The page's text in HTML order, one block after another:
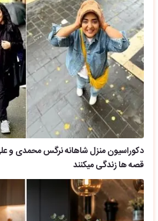
دکوراسیون منزل شاهانه نرگس محمدی و
قصه ها زندگی میکنند